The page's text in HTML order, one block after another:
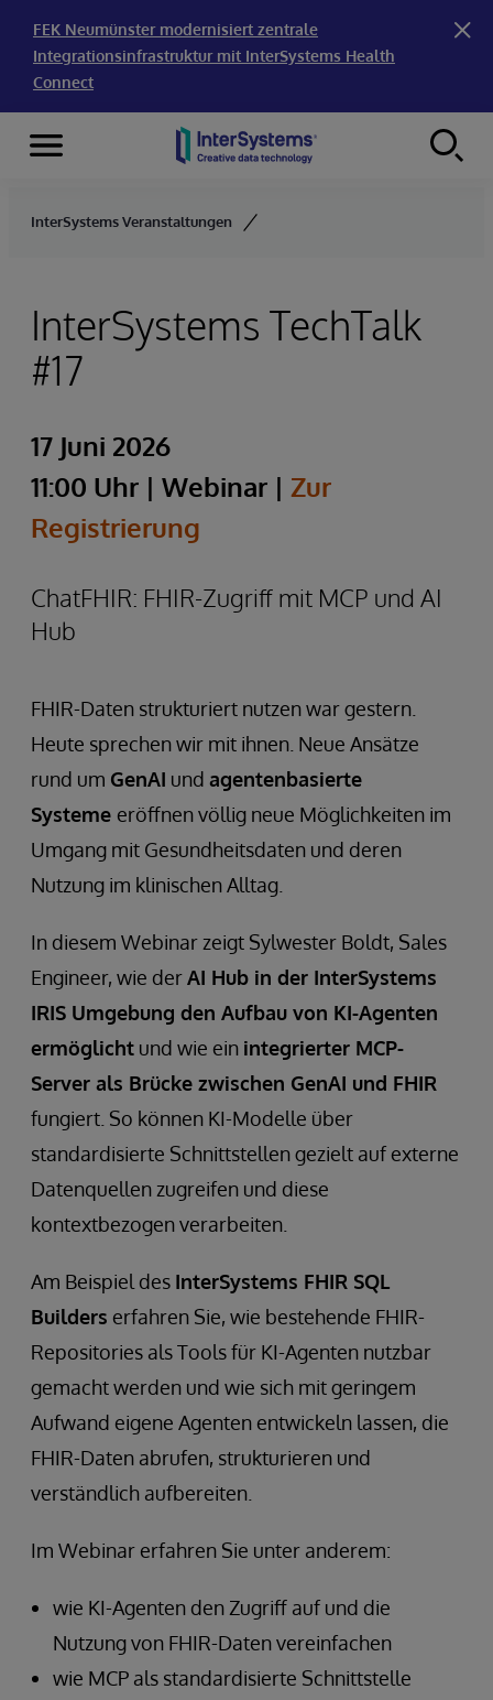
FEK Neumünster modernisiert zentrale
Integrationsinfrastruktur mit InterSystems Health
Connect
Skip to content
Menu
InterSystems Veranstaltungen
InterSystems TechTalk
#17
17 Juni 2026
11:00 Uhr | Webinar | Zur
Registrierung
ChatFHIR: FHIR-Zugriff mit MCP und AI
Hub
FHIR-Daten strukturiert nutzen war gestern.
Heute sprechen wir mit ihnen. Neue Ansätze
rund um GenAI und agentenbasierte
Systeme eröffnen völlig neue Möglichkeiten im
Umgang mit Gesundheitsdaten und deren
Nutzung im klinischen Alltag.
In diesem Webinar zeigt Sylwester Boldt, Sales
Engineer, wie derAI Hub in der InterSystems
IRIS Umgebung den Aufbau von KI-Agenten
ermöglicht und wie ein integrierter MCP-
Server als Brücke zwischen GenAI und FHIR
fungiert. So können KI-Modelle über
standardisierte Schnittstellen gezielt auf externe
Datenquellen zugreifen und diese
kontextbezogen verarbeiten.
Am Beispiel des InterSystems FHIR SQL
Builders erfahren Sie, wie bestehende FHIR-
Repositories als Tools für KI-Agenten nutzbar
gemacht werden und wie sich mit geringem
Aufwand eigene Agenten entwickeln lassen, die
FHIR-Daten abrufen, strukturieren und
verständlich aufbereiten.
Im Webinar erfahren Sie unter anderem:
wie KI-Agenten den Zugriff auf und die
Nutzung von FHIR-Daten vereinfachen
wie MCP als standardisierte Schnittstelle